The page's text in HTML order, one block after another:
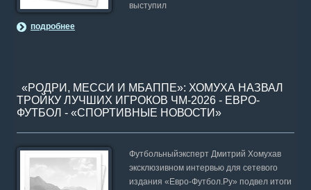
выступил
подробнее
«РОДРИ, МЕССИ И МБАППЕ»: ХОМУХА НАЗВАЛ
ТРОЙКУ ЛУЧШИХ ИГРОКОВ ЧМ-2026 - ЕВРО-
ФУТБОЛ - «СПОРТИВНЫЕ НОВОСТИ»
Футбольныйэксперт Дмитрий Хомухав
эксклюзивном интервью для сетевого
издания «Евро-Футбол.Ру» подвел итоги